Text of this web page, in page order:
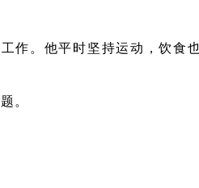
作。他平时坚持运动，饮食
。